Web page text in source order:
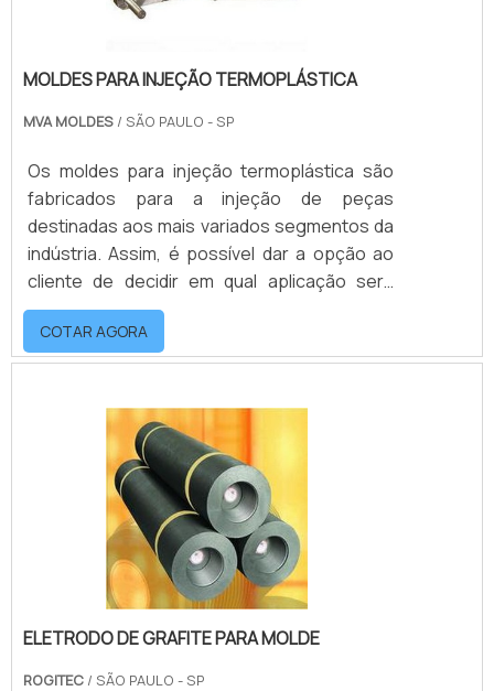
MOLDES PARA INJEÇÃO TERMOPLÁSTICA
MVA MOLDES / SÃO PAULO - SP
Os moldes para injeção termoplástica são
fabricados para a injeção de peças
destinadas aos mais variados segmentos da
indústria. Assim, é possível dar a opção ao
cliente de decidir em qual aplicação será
usada no produto final, e todas as
especificações e exigências estabelecidas
serão seguidas à risca.o produto oferece
passa por diversos testes de qualidade.
Sendo assim, o projeto só é entregue
quando o produto está apto para atender às
necessidades solic.
COTAR AGORA
ELETRODO DE GRAFITE PARA MOLDE
ROGITEC / SÃO PAULO - SP